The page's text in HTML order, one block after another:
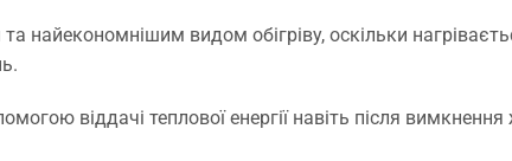
найекономнішим видом обігріву, оскільки
віддачі теплової енергії навіть після